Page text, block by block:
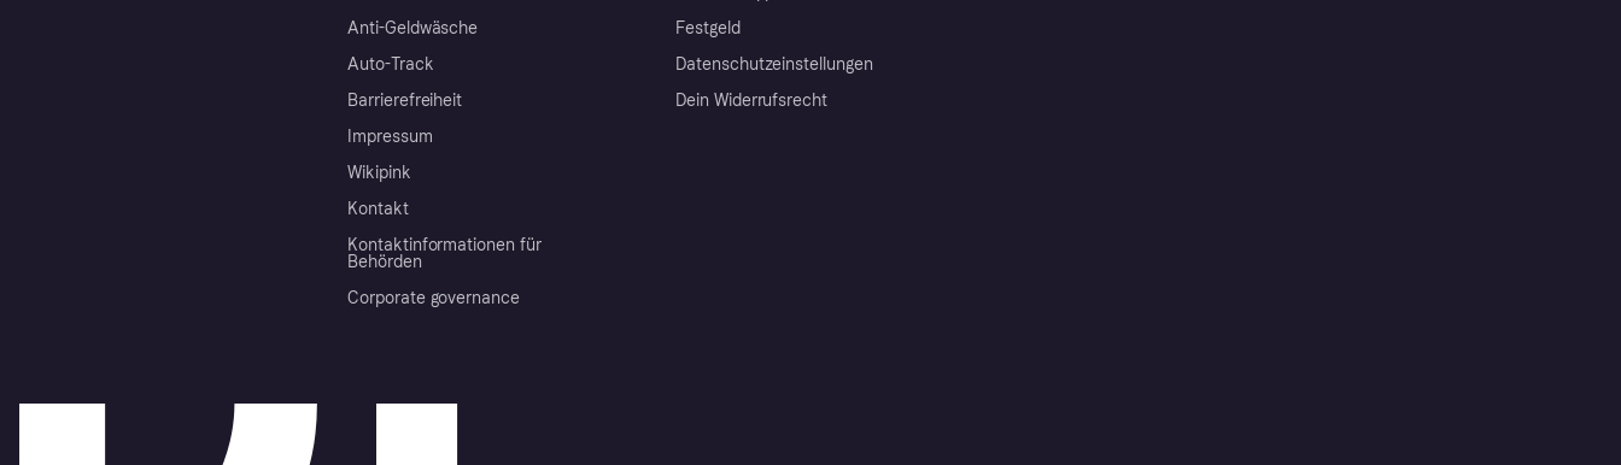
Anti-Geldwäsche
Auto-Track
Barrierefreiheit
Impressum
Wikipink
Kontakt
Kontaktinformationen für
Behörden
Corporate governance
Festgeld
Datenschutzeinstellungen
Dein Widerrufsrecht